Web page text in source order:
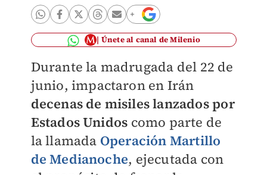
Únete al canal de Milenio
Durante la madrugada del 22 de
junio, impactaron en Irán
decenas de misiles lanzados por
Estados Unidos como parte de
la llamada Operación Martillo
de Medianoche, ejecutada con